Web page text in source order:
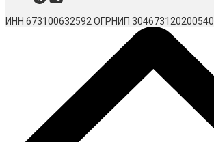
ИНН 673100632592ОГРНИП 304673120200540